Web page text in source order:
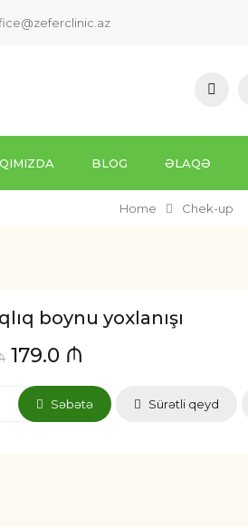
BLOG ƏLAQƏ
Home Chek-up
boynu yoxlanışı
179.0 ₼
Səbətə Sürətli qeyd